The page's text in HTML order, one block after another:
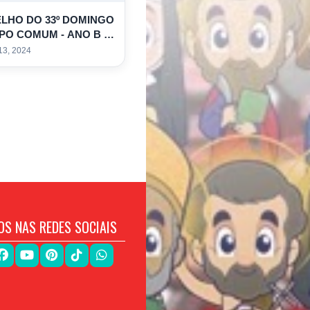
DO 33º DOMINGO
COMUM - ANO B -
2024
NAS REDES SOCIAIS